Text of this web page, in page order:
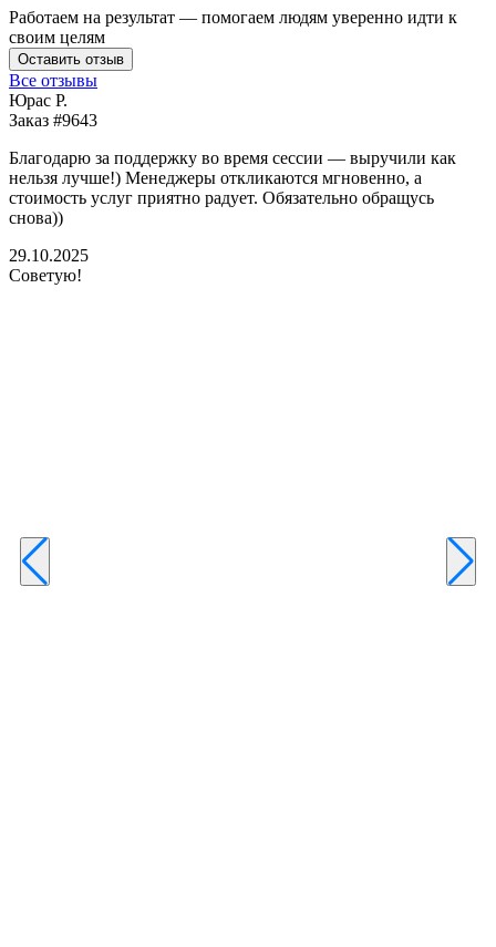
Работаем на результат — помогаем людям уверенно идти к
своим целям
Оставить отзыв
Все отзывы
Юрас Р.
Заказ #9643
Благодарю за поддержку во время сессии — выручили как
нельзя лучше!) Менеджеры откликаются мгновенно, а
стоимость услуг приятно радует. Обязательно обращусь
снова))
29.10.2025
Советую!